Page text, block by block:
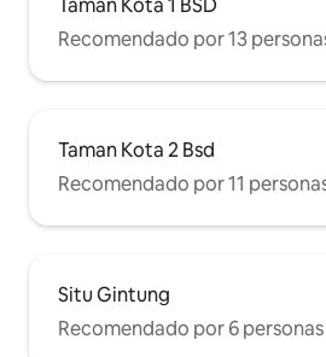
Taman Kota 1 BSD
Recomendado por 13
Taman Kota 2 Bsd
Recomendado por 11
Situ Gintung
Recomendado por 6